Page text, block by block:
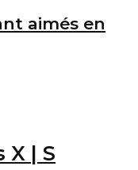
aimés en
X | S